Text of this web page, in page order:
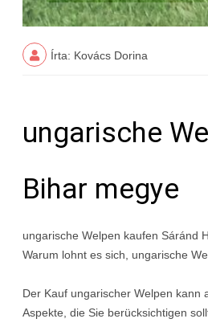
Írta: Kovács Dorina
ungarische
Bihar megye
ungarische Welpen kaufen Sáránd
Warum lohnt es sich, ungarische
Der Kauf ungarischer Welpen kann
Aspekte, die Sie berücksichtigen